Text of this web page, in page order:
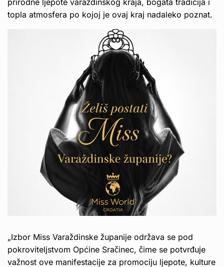
prirodne ljepote varaždinskog kraja, bogata tradicija i
topla atmosfera po kojoj je ovaj kraj nadaleko poznat.
„Izbor Miss Varaždinske županije održava se pod
pokroviteljstvom Općine Sračinec, čime se potvrđuje
važnost ove manifestacije za promociju ljepote, kulture